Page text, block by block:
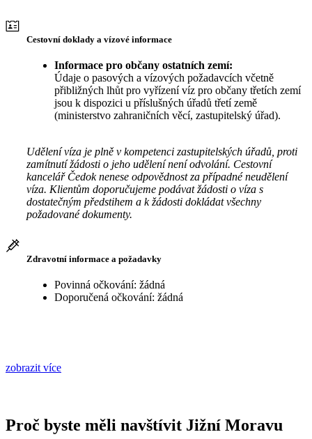
Cestovní doklady a vízové informace
Informace pro občany ostatních zemí:
Údaje o pasových a vízových požadavcích včetně
přibližných lhůt pro vyřízení víz pro občany třetích zemí
jsou k dispozici u příslušných úřadů třetí země
(ministerstvo zahraničních věcí, zastupitelský úřad).
Udělení víza je plně v kompetenci zastupitelských úřadů, proti
zamítnutí žádosti o jeho udělení není odvolání. Cestovní
kancelář Čedok nenese odpovědnost za případné neudělení
víza. Klientům doporučujeme podávat žádosti o víza s
dostatečným předstihem a k žádosti dokládat všechny
požadované dokumenty.
Zdravotní informace a požadavky
Povinná očkování: žádná
Doporučená očkování: žádná
zobrazit více
Proč byste měli navštívit Jižní Moravu